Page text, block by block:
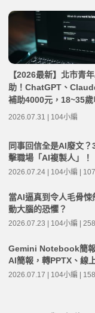
【2026最新】北市青
助！ChatGPT、
補助4000元，18~35歲
總整理
2026.07.31 | 104小編
同事回信全是AI廢文
擊職場「AI複製人」！
2026.07.24 | 104小編 |
當AI逼真到令人毛骨
動大腦的恐懼？
2026.07.23 | 104小編 |
Gemini Notebook簡
AI簡報，轉PPTX、線
2026.07.17 | 104小編 |